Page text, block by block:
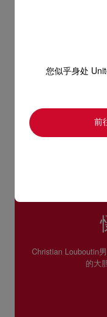
Christian Louboutin
的大
您似乎身处
前